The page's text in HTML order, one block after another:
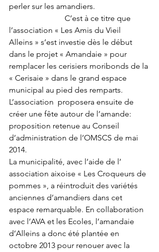
perler sur les amandiers.
                            C’est à ce titre que
l’association « Les Amis du Vieil
Alleins » s’est investie dès le début
dans le projet « Amandaie » pour
remplacer les cerisiers moribonds de la
« Cerisaie » dans le grand espace
municipal au pied des remparts.
L’association  proposera ensuite de
créer une fête autour de l’amande:
proposition retenue au Conseil
d’administration de l’OMSCS de mai
2014.
La municipalité, avec l’aide de l’
association aixoise « Les Croqueurs de
pommes », a réintroduit des variétés
anciennes d’amandiers dans cet
espace remarquable. En collaboration
avec l’AVA et les Ecoles, l’amandaie
d’Alleins a donc été plantée en
octobre 2013 pour renouer avec la